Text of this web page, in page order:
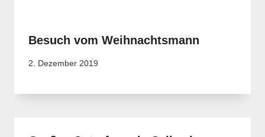
Besuch vom Weihnachtsmann
2. Dezember 2019